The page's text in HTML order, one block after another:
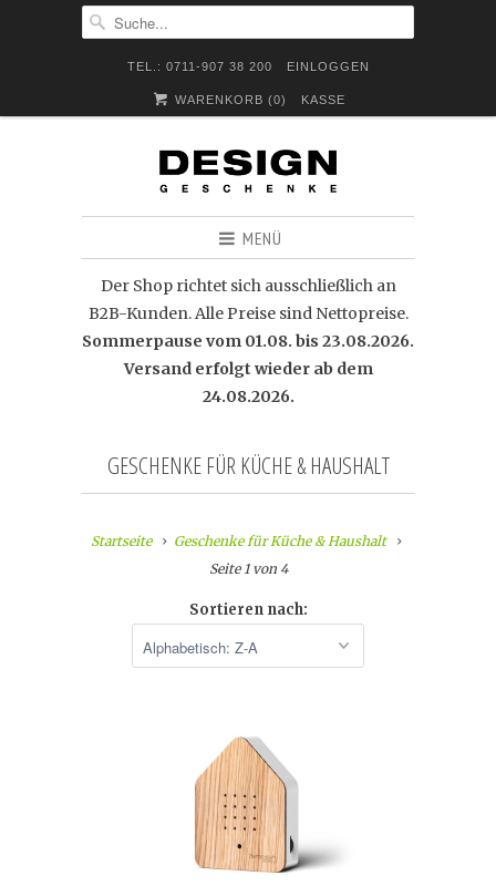
TEL.: 0711-907 38 200 EINLOGGEN
WARENKORB (0) KASSE
MENÜ
Der Shop richtet sich ausschließlich an
B2B-Kunden. Alle Preise sind Nettopreise.
Sommerpause vom 01.08. bis 23.08.2026.
Versand erfolgt wieder ab dem
24.08.2026.
GESCHENKE FÜR KÜCHE & HAUSHALT
Startseite
Geschenke für Küche & Haushalt
Seite 1 von 4
Sortieren nach: